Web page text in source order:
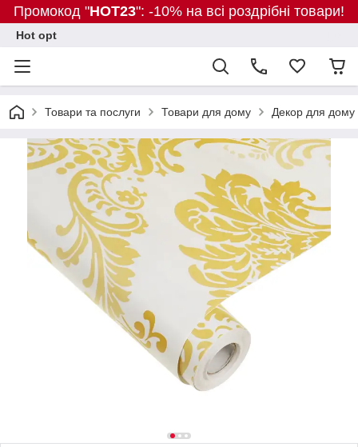
Промокод "HOT23": -10% на всі роздрібні товари!
Hot opt
Товари та послуги Товари для дому Декор для дому